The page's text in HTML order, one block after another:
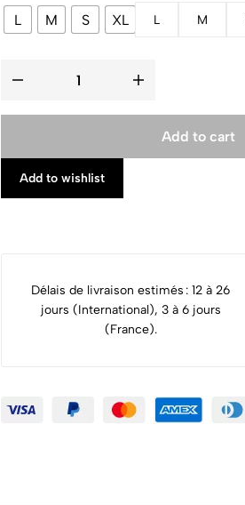
L M S XL L M
Add to cart
Add to wishlist
Délais de livraison estimés : 12 à 26
jours (International), 3 à 6 jours
(France).